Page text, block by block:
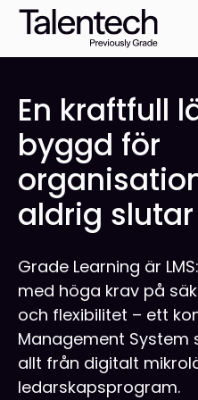
En kraftfull
byggd för
aldrig
Grade Learning är
med höga krav på
och flexibilitet – ett
Management
allt från digitalt
ledarskapsprogram.